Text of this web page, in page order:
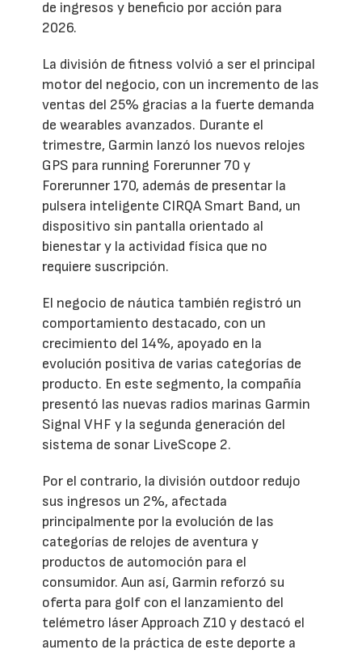
de ingresos y beneficio por acción para
2026.
La división de fitness volvió a ser el principal
motor del negocio, con un incremento de las
ventas del 25% gracias a la fuerte demanda
de wearables avanzados. Durante el
trimestre, Garmin lanzó los nuevos relojes
GPS para running Forerunner 70 y
Forerunner 170, además de presentar la
pulsera inteligente CIRQA Smart Band, un
dispositivo sin pantalla orientado al
bienestar y la actividad física que no
requiere suscripción.
El negocio de náutica también registró un
comportamiento destacado, con un
crecimiento del 14%, apoyado en la
evolución positiva de varias categorías de
producto. En este segmento, la compañía
presentó las nuevas radios marinas Garmin
Signal VHF y la segunda generación del
sistema de sonar LiveScope 2.
Por el contrario, la división outdoor redujo
sus ingresos un 2%, afectada
principalmente por la evolución de las
categorías de relojes de aventura y
productos de automoción para el
consumidor. Aun así, Garmin reforzó su
oferta para golf con el lanzamiento del
telémetro láser Approach Z10 y destacó el
aumento de la práctica de este deporte a